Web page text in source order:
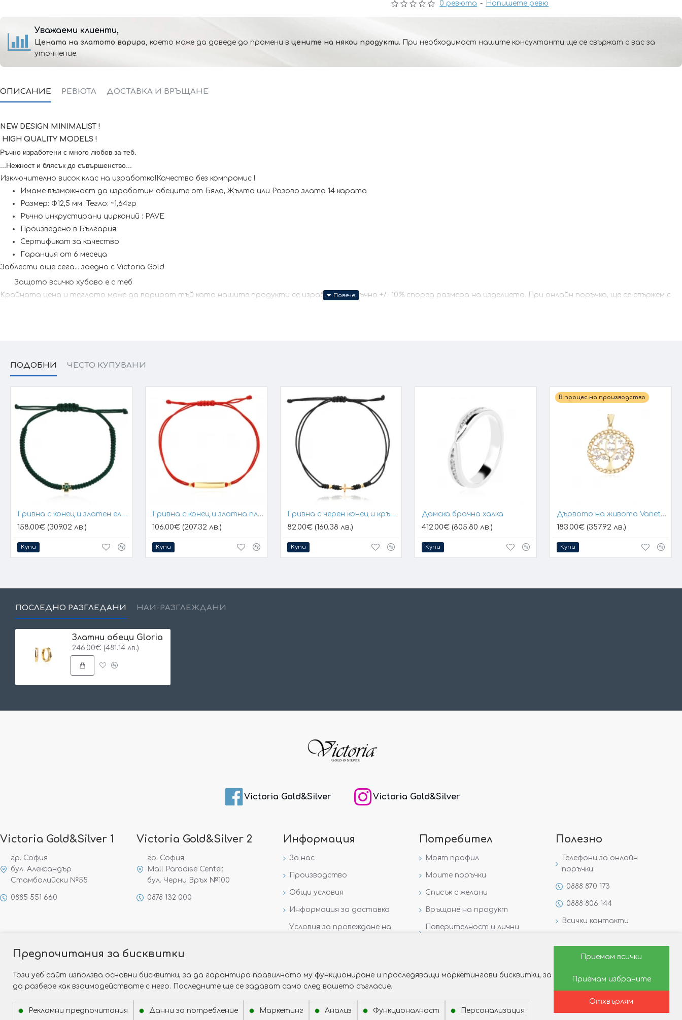
0 ревюта - Напишете ревю
Уважаеми клиенти,
Цената на златото варира, което може да доведе до промени в цените на някои продукти. При необходимост нашите консултанти ще се свържат с вас за
уточнение.
ОПИСАНИЕ РЕВЮТА ДОСТАВКА И ВРЪЩАНЕ
NEW DESIGN MINIMALIST !
HIGH QUALITY MODELS !
Ръчно изработени с много любов за теб.
...Нежност и блясък до съвършенство...
Изключително висок клас на изработка!Качество без компромис !
Имаме възможност да изработим обеците от Бяло, Жълто или Розово злато 14 карата
Размер: Ф12,5 мм Тегло: ~1,64гр
Ръчно инкрустирани цирконий : PAVE
Произведено в България
Сертификат за качество
Гаранция от 6 месеца
Заблести още сега... заедно с Victoria Gold
Защото всичко хубаво е с теб
Kрайната цена и теглото може да варират тъй като нашите продукти се изработват ръчно +/- 10% според размера на изделието. При онлайн поръчка, ще се свържем с
ПОДОБНИ ЧЕСТО КУПУВАНИ
Гривна с конец и златен елемент кръст
158.00€ (309.02 лв.)
Купи
Гривна с конец и златна плочка за гравиране
106.00€ (207.32 лв.)
Купи
Гривна с черен конец и кръстче
82.00€ (160.38 лв.)
Купи
Дамска брачна халка
412.00€ (805.80 лв.)
Купи
В процес на производство
Дървото на живота Variety 1
183.00€ (357.92 лв.)
Купи
ПОСЛЕДНО РАЗГЛЕДАНИ НАЙ-РАЗГЛЕЖДАНИ
Златни обеци Gloria
246.00€ (481.14 лв.)
Victoria Gold&Silver Victoria Gold&Silver
Victoria Gold&Silver 1
гр. София
бул. Александър
Стамболийски №55
0885 551 660
Victoria Gold&Silver 2
гр. София
Mall Paradise Center,
бул. Черни Връх №100
0878 132 000
Информация
За нас
Производство
Общи условия
Информация за доставка
Условия за провеждане на
Потребител
Моят профил
Моите поръчки
Списък с желани
Връщане на продукт
Поверителност и лични
Полезно
Телефони за онлайн
поръчки:
0888 870 173
0888 806 144
Всички контакти
Защо да изберете Victoria
Как да изберем годежен
Предпочитания за бисквитки
Този уеб сайт използва основни бисквитки, за да гарантира правилното му функциониране и проследяващи маркетингови бисквитки, за
да разбере как взаимодействате с него. Последните ще се задават само след вашето съгласие.
Рекламни предпочитания Данни за потребление Маркетинг Анализ Функционалност Персонализация
Приемам всички
Приемам избраните
Отхвърлям